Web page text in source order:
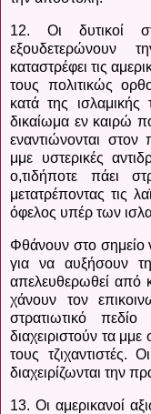
12. Οι δυτικοί
εξουδετερώνουν
καταστρέφει τις
τους πολιτικώς
κατά της ισλαμικής
δικαίωμα εν καιρώ
εναντιώνονται
μμε υστερικές
ο,τιδήποτε πάει
μετατρέποντας τις
όφελος υπέρ των
Φθάνουν στο σημείο
για να αυξήσουν
απελευθερωθεί από
χάνουν τον
στρατιωτικό
διαχειριστούν τα
τους τζιχαντιστές.
διαχειρίζωνται την
13. Οι αμερικανοί